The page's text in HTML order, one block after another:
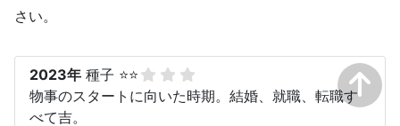
さい。
2023年 種子 ⭐⭐
物事のスタートに向いた時期。結婚、就職、転職す
べて吉。